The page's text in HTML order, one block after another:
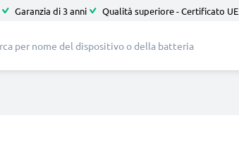
Garanzia di 3 anni Qualità superiore - Certificato UE